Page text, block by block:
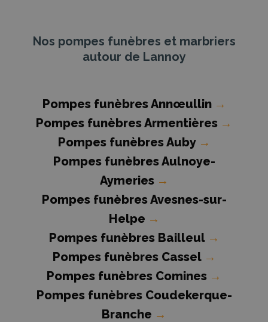
Nos pompes funèbres et marbriers
autour de Lannoy
Pompes funèbres Annœullin →
Pompes funèbres Armentières →
Pompes funèbres Auby →
Pompes funèbres Aulnoye-
Aymeries →
Pompes funèbres Avesnes-sur-
Helpe →
Pompes funèbres Bailleul →
Pompes funèbres Cassel →
Pompes funèbres Comines →
Pompes funèbres Coudekerque-
Branche →